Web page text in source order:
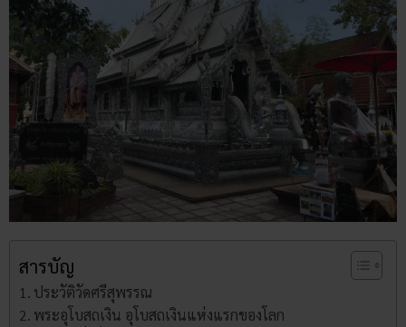
สารบัญ
ประวัติวัดศรีสุพรรณ
พระอุโบสถเงิน อุโบสถเงินแห่งแรกของโลก